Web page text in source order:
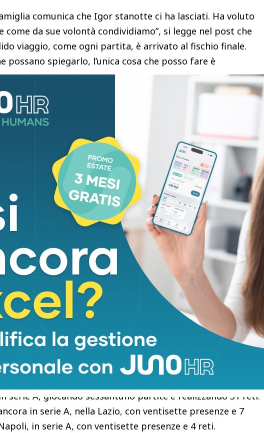
comunica che Igor stanotte ci ha lasciati. Ha voluto
come da sue volontà condividiamo”, si legge nel post che
viaggio, come ogni partita, è arrivato al fischio finale.
possano spiegarlo, l’unica cosa che posso fare è
meravigliosa famiglia che ho adorato. Tutte le persone che
mi sono state vicino, tutti i tifosi delle squadre nelle quali
sempre dimostratomi e totalmente ricambiato.
e non un addio”.
saluto dalle 15 di oggi si troverà presso la stanza del
di Cecina, Via della Rimembranza”, scrivono ancora i
1967, la sua prima esperienza di calciatore fu nella
Rimini. Scoperto dalla Rimini Calcio, giocò nelle squadre
esordì in serie CI. Nel 1985 passò al Livorno, in serie Cl,
settantacinque partite e realizzando 12 reti. Nel
in serie Cl, con trentuno presenze e 10 reti. Nel 1989
dove restò fino al 1992 giocando centocinque partite e
prima, in serie B, giocò cinquantuno partite
serie A, giocando sessantuno partite e realizzando 31 reti.
in serie A, nella Lazio, con ventisette presenze e 7
in serie A, con ventisette presenze e 4 reti.